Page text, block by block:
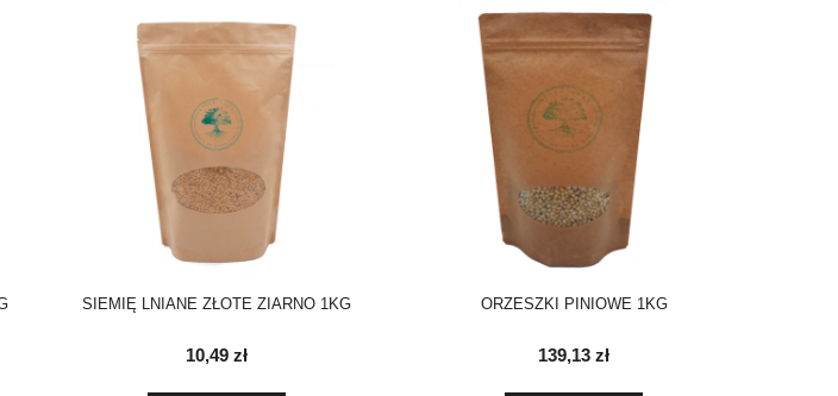
SIEMIĘ LNIANE ZŁOTE ZIARNO 1KG
10,49 zł
ORZESZKI PINIOWE 1KG
139,13 zł